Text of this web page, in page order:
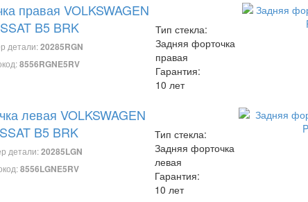
правая VOLKSWAGEN
B5 BRK
детали:20285RGN
8556RGNE5RV
Тип стекла:
Задняя форточка
правая
Гарантия:
10 лет
левая VOLKSWAGEN
B5 BRK
детали:20285LGN
8556LGNE5RV
Тип стекла:
Задняя форточка
левая
Гарантия:
10 лет